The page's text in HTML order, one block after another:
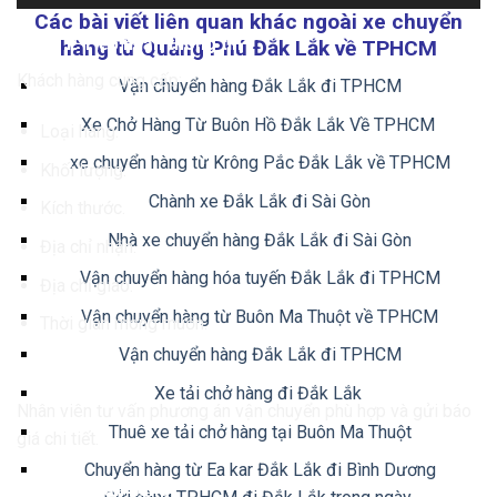
Bước 1: Tiếp nhận thông tin
Khách hàng cung cấp:
Loại hàng.
Khối lượng.
Địa chỉ nhận.
Địa chỉ giao.
Thời gian mong muốn.
giá chi tiết.
Bước 3: Nhận hàng
Các bài viết liên quan khác ngoài xe chuyển
hàng từ Quảng Phú Đắk Lắk về TPHCM
Vận chuyển hàng Đắk Lắk đi TPHCM
Xe Chở Hàng Từ Buôn Hồ Đắk Lắk Về TPHCM
xe chuyển hàng từ Krông Pắc Đắk Lắk về TPHCM
Chành xe Đắk Lắk đi Sài Gòn
Nhà xe chuyển hàng Đắk Lắk đi Sài Gòn
Vận chuyển hàng hóa tuyến Đắk Lắk đi TPHCM
Vận chuyển hàng từ Buôn Ma Thuột về TPHCM
Vận chuyển hàng Đắk Lắk đi TPHCM
Xe tải chở hàng đi Đắk Lắk
Thuê xe tải chở hàng tại Buôn Ma Thuột
Chuyển hàng từ Ea kar Đắk Lắk đi Bình Dương